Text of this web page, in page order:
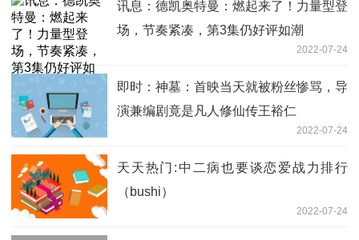
讯息：德凯奥特曼：燃起来了！力量型登
场，节奏紧凑，第3集仍好评如潮
2022-07-24
即时：神墓：首映当天就被粉丝惨骂，导
演兼编剧竟是凡人修仙传王裕仁
2022-07-24
天天热门:中二病也要谈恋爱战力排行
（bushi）
2022-07-24